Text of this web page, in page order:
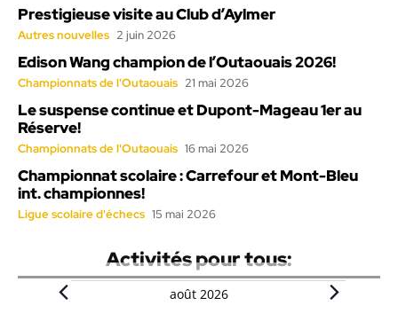
Prestigieuse visite au Club d’Aylmer
Autres nouvelles 2 juin 2026
Edison Wang champion de l’Outaouais 2026!
Championnats de l'Outaouais 21 mai 2026
Le suspense continue et Dupont-Mageau 1er au
Réserve!
Championnats de l'Outaouais 16 mai 2026
Championnat scolaire : Carrefour et Mont-Bleu
int. championnes!
Ligue scolaire d'échecs 15 mai 2026
Activités pour tous:
Évènements
août 2026